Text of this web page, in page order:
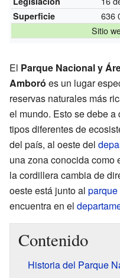
Superficie 636
Sitio
El Parque Nacional y
Amboró es un lugar
reservas naturales más
el mundo. Esto se debe
tipos diferentes de
del país, al oeste del
una zona conocida como
la cordillera cambia de
oeste está junto al
encuentra en el
Contenido
Historia del Parque